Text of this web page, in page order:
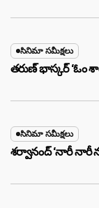
సినిమా సమీక్షలు
తరుణ్ భాస్కర్ ‘ఓం
సినిమా సమీక్షలు
శర్వానంద్ ‘నారీ నారీ